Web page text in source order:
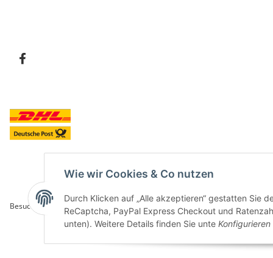
Besucherzähler: 5853411
Wie wir Cookies & Co nutzen
Durch Klicken auf „Alle akzeptieren“ gestatten Sie
ReCaptcha, PayPal Express Checkout und
unten). Weitere Details finden Sie unte Konfigurieren